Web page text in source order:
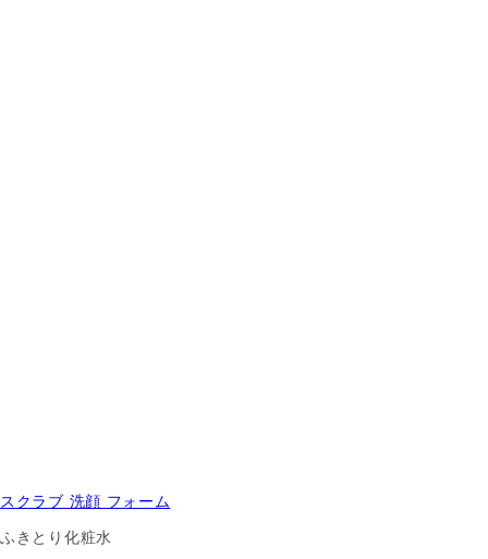
スクラブ 洗顔 フォーム
ふきとり化粧水